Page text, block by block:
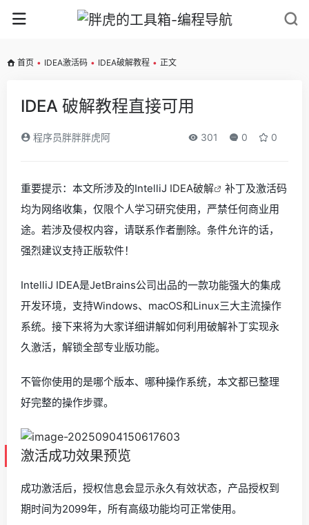
首页 • IDEA激活码 • IDEA破解教程 • 正文
IDEA 破解教程直接可用
程序员胖胖胖虎阿 301 0 0
重要提示：本文所涉及的IntelliJ IDEA破解
补丁及激活码
均为网络收集，仅限个人学习研究使用，严禁任何商业用
途。若涉及侵权内容，请联系作者删除。条件允许的话，
强烈建议支持正版软件！
IntelliJ IDEA是JetBrains公司出品的一款功能强大的集成
开发环境，支持Windows、macOS和Linux三大主流操作
系统。接下来将为大家详细讲解如何利用破解补丁实现永
久激活，解锁全部专业版功能。
不管你使用的是哪个版本、哪种操作系统，本文都已整理
好完整的操作步骤。
激活成功效果预览
成功激活后，授权信息会显示永久有效状态，产品授权到
期时间为2099年，所有高级功能均可正常使用。